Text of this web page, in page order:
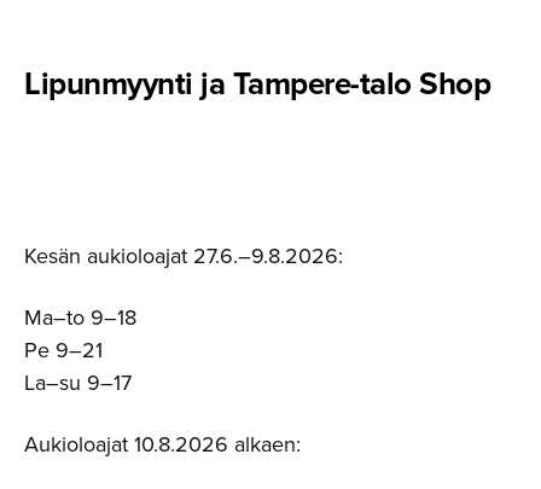
Lipunmyynti ja Tampere-talo Shop
Kesän aukioloajat 27.6.–9.8.2026:
Ma–to 9–18
Pe 9–21
La–su 9–17
Aukioloajat 10.8.2026 alkaen: